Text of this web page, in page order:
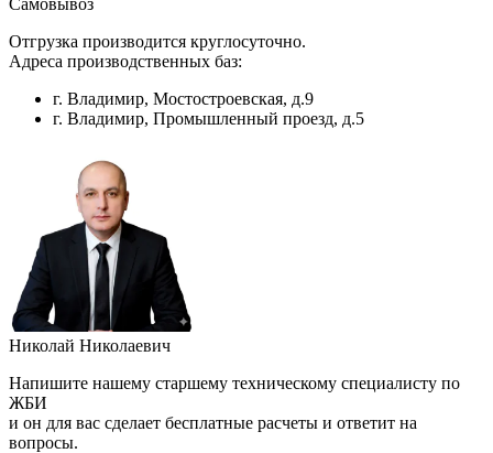
Отгрузка производится круглосуточно.
Адреса производственных баз:
г. Владимир, Мостостроевская, д.9
г. Владимир, Промышленный проезд, д.5
Николай Николаевич
Напишите нашему старшему техническому специалисту по
ЖБИ
и он для вас сделает бесплатные расчеты и ответит на
вопросы.